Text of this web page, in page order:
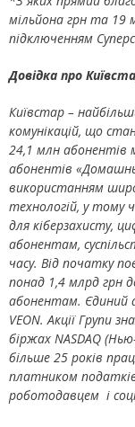
мільйона грн та 19
підключенням
Довідка про
Київстар –
комунікацій, що
24,1 млн абонентів
абонентів
використанням
технологій, у тому
для кіберзахисту,
абонентам,
часу. Від початку
понад 1,4 млрд грн
абонентам. Єдиний
VEON. Акції Групи
біржах NASDAQ
більше 25 років
платником
роботодавцем і